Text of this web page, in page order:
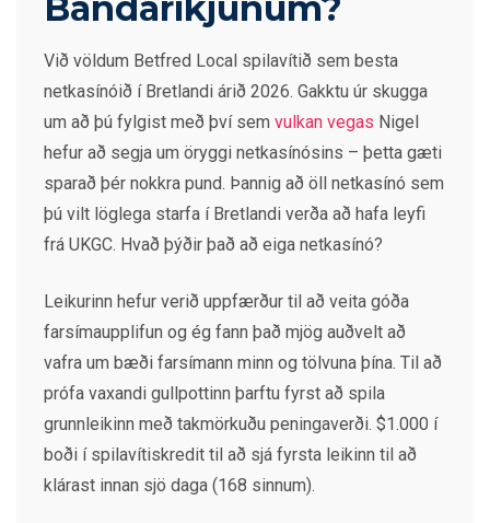
Við völdum Betfred Local spilavítið sem besta
netkasínóið í Bretlandi árið 2026. Gakktu úr skugga
um að þú fylgist með því sem vulkan vegas Nigel
hefur að segja um öryggi netkasínósins – þetta gæti
sparað þér nokkra pund. Þannig að öll netkasínó sem
þú vilt löglega starfa í Bretlandi verða að hafa leyfi
frá UKGC. Hvað þýðir það að eiga netkasínó?
Leikurinn hefur verið uppfærður til að veita góða
farsímaupplifun og ég fann það mjög auðvelt að
vafra um bæði farsímann minn og tölvuna þína. Til að
prófa vaxandi gullpottinn þarftu fyrst að spila
grunnleikinn með takmörkuðu peningaverði. $1.000 í
boði í spilavítiskredit til að sjá fyrsta leikinn til að
klárast innan sjö daga (168 sinnum).